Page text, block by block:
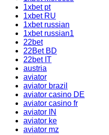
1xbet pt
1xbet RU
1xbet russian
1xbet russian1
22bet
22Bet BD
22bet IT
austria
aviator
aviator brazil
aviator casino DE
aviator casino fr
aviator IN
aviator ke
aviator mz